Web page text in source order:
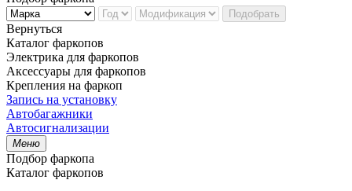
Подобрать
Вернуться
Каталог фаркопов
Электрика для фаркопов
Аксессуары для фаркопов
Крепления на фаркоп
Запись на установку
Автобагажники
Автосигнализации
Меню
Подбор фаркопа
Каталог фаркопов